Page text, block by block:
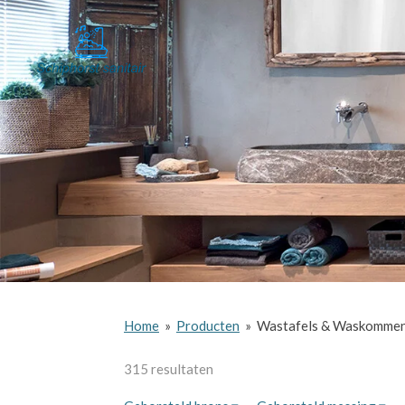
Ga
direct
naar
de
hoofdinhoud
Home » Producten » Wastafels &
315 resultaten